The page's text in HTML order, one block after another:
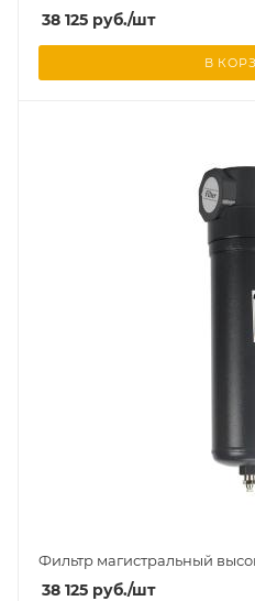
38 125 руб./шт
В
Фильтр магистральный
38 125 руб./шт